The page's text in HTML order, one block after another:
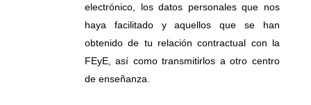
electrónico, los datos personales que nos
haya facilitado y aquellos que se han
obtenido de tu relación contractual con la
FEyE, así como transmitirlos a otro centro
de enseñanza.